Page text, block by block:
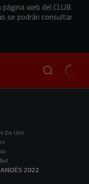
web del CLUB
se podrán consultar
De Uso
2022